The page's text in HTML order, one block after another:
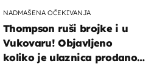
NADMAŠENA OČEKIVANJA
Thompson ruši brojke i u
Vukovaru! Objavljeno
koliko je ulaznica prodano